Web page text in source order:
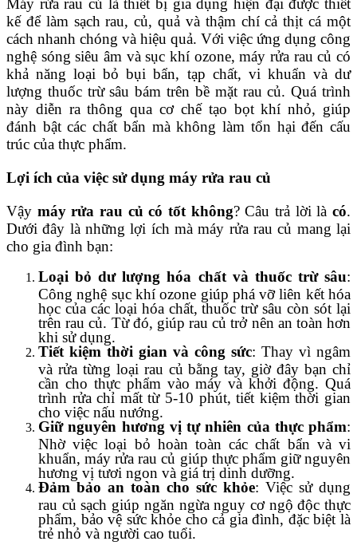
kế để làm sạch rau, củ, quả và thậm chí cả thịt cá một
cách nhanh chóng và hiệu quả. Với việc ứng dụng công
nghệ sóng siêu âm và sục khí ozone, máy rửa rau củ có
khả năng loại bỏ bụi bẩn, tạp chất, vi khuẩn và dư
lượng thuốc trừ sâu bám trên bề mặt rau củ. Quá trình
này diễn ra thông qua cơ chế tạo bọt khí nhỏ, giúp
đánh bật các chất bẩn mà không làm tổn hại đến cấu
trúc của thực phẩm.
Lợi ích của việc sử dụng máy rửa rau củ
Vậy máy rửa rau củ có tốt không? Câu trả lời làcó.
Dưới đây là những lợi ích mà máy rửa rau củ mang lại
cho gia đình bạn:
Loại bỏ dư lượng hóa chất và thuốc trừ sâu:
Công nghệ sục khí ozone giúp phá vỡ liên kết hóa
học của các loại hóa chất, thuốc trừ sâu còn sót lại
trên rau củ. Từ đó, giúp rau củ trở nên an toàn hơn
khi sử dụng.
Tiết kiệm thời gian và công sức: Thay vì ngâm
và rửa từng loại rau củ bằng tay, giờ đây bạn chỉ
cần cho thực phẩm vào máy và khởi động. Quá
trình rửa chỉ mất từ 5-10 phút, tiết kiệm thời gian
cho việc nấu nướng.
Giữ nguyên hương vị tự nhiên của thực phẩm:
Nhờ việc loại bỏ hoàn toàn các chất bẩn và vi
khuẩn, máy rửa rau củ giúp thực phẩm giữ nguyên
hương vị tươi ngon và giá trị dinh dưỡng.
Đảm bảo an toàn cho sức khỏe: Việc sử dụng
rau củ sạch giúp ngăn ngừa nguy cơ ngộ độc thực
phẩm, bảo vệ sức khỏe cho cả gia đình, đặc biệt là
trẻ nhỏ và người cao tuổi.